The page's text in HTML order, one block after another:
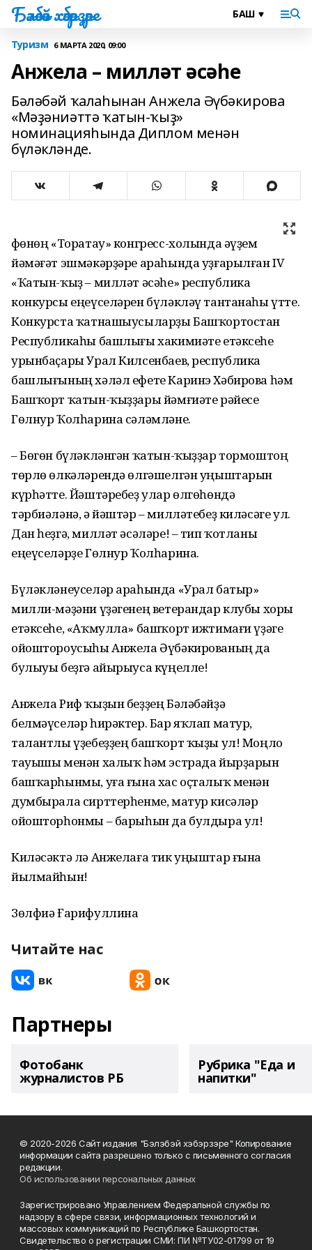
Бәләбәй хәбәрҙәре
Туризм 6 МАРТА 2020, 09:00
Анжела – милләт әсәһе
Бәләбәй ҡалаһынан Анжела Әүбәкирова
«Мәҙәниәттә ҡатын-ҡыҙ»
номинацияһында Диплом менән
бүләкләнде.
Өфөнөң «Торатау» конгресс-холында әүҙем
йәмәғәт эшмәкәрҙәре араһында уҙғарылған IV
«Ҡатын-ҡыҙ – милләт әсәһе» республика
конкурсы еңеүселәрен бүләкләү тантанаһы үтте.
Конкурста ҡатнашыусыларҙы Башҡортостан
Республикаһы башлығы хакимиәте етәксеһе
урынбаҫары Урал Килсенбаев, республика
башлығының хәләл ефете Каринэ Хәбирова һәм
Башҡорт ҡатын-ҡыҙҙары йәмғиәте рәйесе
Гөлнур Ҡолһарина сәләмләне.
– Бөгөн бүләкләнгән ҡатын-ҡыҙҙар тормоштоң
төрлө өлкәләрендә өлгәшелгән уңыштарын
күрһәтте. Йәштәребеҙ улар өлгөһөндә
тәрбиәләнә, ә йәштәр – милләтебеҙ киләсәге ул.
Дан һеҙгә, милләт әсәләре! – тип ҡотланы
еңеүселәрҙе Гөлнур Ҡолһарина.
Бүләкләнеуселәр араһында «Урал батыр»
милли-мәҙәни үҙәгенең ветерандар клубы хоры
етәксеһе, «Аҡмулла» башҡорт ижтимағи үҙәге
ойоштороусыһы Анжела Әүбәкированың да
булыуы беҙгә айырыуса күңелле!
Анжела Риф ҡыҙын беҙҙең Бәләбәйҙә
белмәүселәр һирәктер. Бар яҡлап матур,
талантлы үҙебеҙҙең башҡорт ҡыҙы ул! Моңло
тауышы менән халыҡ һәм эстрада йырҙарын
башҡарһынмы, уға ғына хас оҫталыҡ менән
думбырала сирттерһенме, матур кисәләр
ойошторһонмы – барыһын да булдыра ул!
Киләсәктә лә Анжелаға тик уңыштар ғына
йылмайһын!
Зөлфиә Ғарифуллина
Читайте нас
Партнеры
Фотобанк
журналистов РБ
Рубрика "Еда и
напитки"
© 2020-2026 Сайт издания "Бэлэбэй хэбэрзэре" Копирование
информации сайта разрешено только с письменного согласия
редакции.
Об использовании персональных данных
Зарегистрировано Управлением Федеральной службы по
надзору в сфере связи, информационных технологий и
массовых коммуникаций по Республике Башкортостан.
Свидетельство о регистрации СМИ: ПИ №ТУ02-01799 от 19